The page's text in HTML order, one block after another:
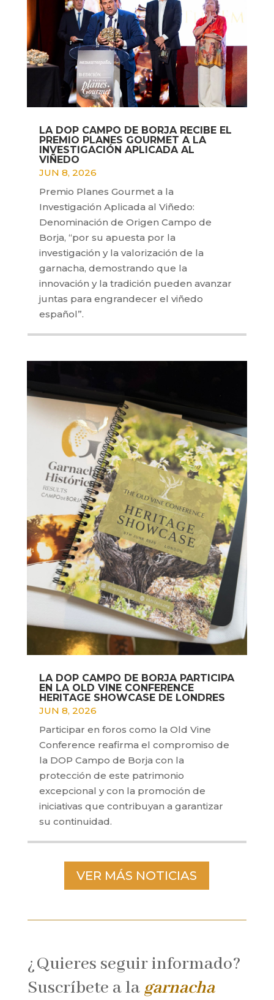
LA DOP CAMPO DE BORJA RECIBE EL
PREMIO PLANES GOURMET A LA
INVESTIGACIÓN APLICADA AL
VIÑEDO
JUN 8, 2026
Premio Planes Gourmet a la
Investigación Aplicada al Viñedo:
Denominación de Origen Campo de
Borja, “por su apuesta por la
investigación y la valorización de la
garnacha, demostrando que la
innovación y la tradición pueden avanzar
juntas para engrandecer el viñedo
español”.
LA DOP CAMPO DE BORJA PARTICIPA
EN LA OLD VINE CONFERENCE
HERITAGE SHOWCASE DE LONDRES
JUN 8, 2026
Participar en foros como la Old Vine
Conference reafirma el compromiso de
la DOP Campo de Borja con la
protección de este patrimonio
excepcional y con la promoción de
iniciativas que contribuyan a garantizar
su continuidad.
VER MÁS NOTICIAS
¿Quieres seguir informado?
Suscríbete a la garnacha